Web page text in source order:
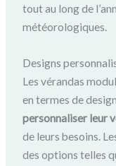
tout au long de
météorologiques.
Designs
Les vérandas
en termes de
personnaliser leur
de leurs besoins.
des options telles